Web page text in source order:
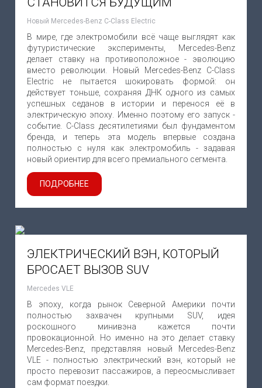
Новый Mercedes-Benz C-Class Electric
В мире, где электромобили всё чаще выглядят как
футуристические эксперименты, Mercedes-Benz
делает ставку на противоположное - эволюцию
вместо революции. Новый Mercedes-Benz C-Class
Electric не пытается шокировать формой: он
действует тоньше, сохраняя ДНК одного из самых
успешных седанов в истории и перенося её в
электрическую эпоху. Именно поэтому его запуск -
событие. C-Class десятилетиями был фундаментом
бренда, и теперь эта модель впервые создана
полностью с нуля как электромобиль - задавая
новый ориентир для всего премиального сегмента.
ПОДРОБНЕЕ
ЭЛЕКТРИЧЕСКИЙ ВЭН, КОТОРЫЙ
БРОСАЕТ ВЫЗОВ SUV
Mercedes VLE
В эпоху, когда рынок Северной Америки почти
полностью захвачен крупными SUV, идея
роскошного минивэна кажется почти
провокационной. Но именно на это делает ставку
Mercedes-Benz, представляя новый Mercedes-Benz
VLE - полностью электрический вэн, который не
просто перевозит пассажиров, а переосмысливает
сам формат поездки.